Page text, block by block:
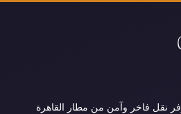
نقل فاخر وآمن من مطار القاهرة